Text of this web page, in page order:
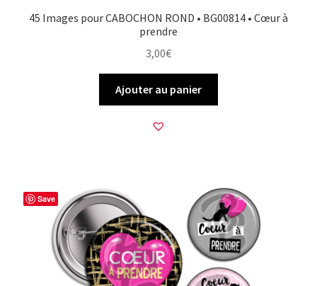
45 Images pour CABOCHON ROND • BG00814 • Cœur à
prendre
3,00€
Ajouter au panier
Save